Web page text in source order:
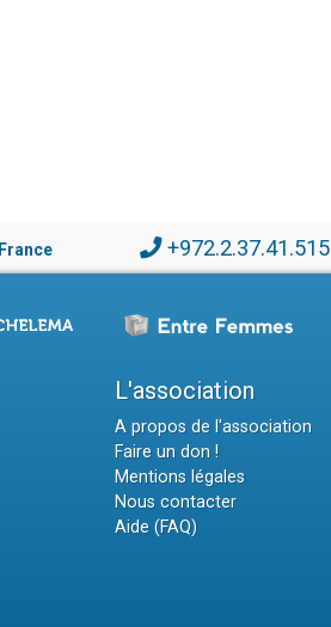
France +972.2.37.41.515
L'association
A propos de l'association
Faire un don !
Mentions légales
Nous contacter
Aide (FAQ)